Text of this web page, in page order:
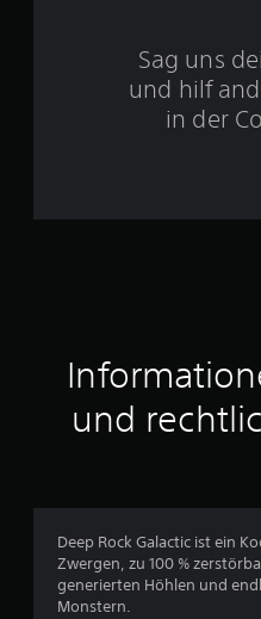
Sag uns
und hilf
in der
und
Deep Rock Galactic ist ein
Zwergen, zu 100 %
generierten Höhlen und
Monstern.